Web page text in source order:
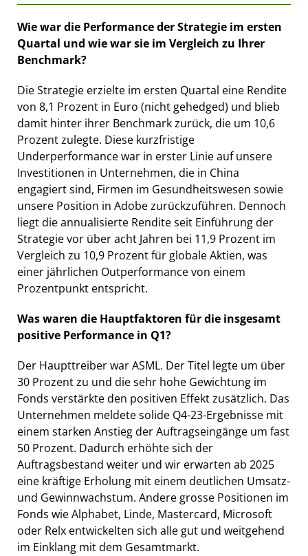
Wie war die Performance der Strategie im ersten
Quartal und wie war sie im Vergleich zu Ihrer
Benchmark?
Die Strategie erzielte im ersten Quartal eine Rendite
von 8,1 Prozent in Euro (nicht gehedged) und blieb
damit hinter ihrer Benchmark zurück, die um 10,6
Prozent zulegte. Diese kurzfristige
Underperformance war in erster Linie auf unsere
Investitionen in Unternehmen, die in China
engagiert sind, Firmen im Gesundheitswesen sowie
unsere Position in Adobe zurückzuführen. Dennoch
liegt die annualisierte Rendite seit Einführung der
Strategie vor über acht Jahren bei 11,9 Prozent im
Vergleich zu 10,9 Prozent für globale Aktien, was
einer jährlichen Outperformance von einem
Prozentpunkt entspricht.
Was waren die Hauptfaktoren für die insgesamt
positive Performance in Q1?
Der Haupttreiber war ASML. Der Titel legte um über
30 Prozent zu und die sehr hohe Gewichtung im
Fonds verstärkte den positiven Effekt zusätzlich. Das
Unternehmen meldete solide Q4-23-Ergebnisse mit
einem starken Anstieg der Auftragseingänge um fast
50 Prozent. Dadurch erhöhte sich der
Auftragsbestand weiter und wir erwarten ab 2025
eine kräftige Erholung mit einem deutlichen Umsatz-
und Gewinnwachstum. Andere grosse Positionen im
Fonds wie Alphabet, Linde, Mastercard, Microsoft
oder Relx entwickelten sich alle gut und weitgehend
im Einklang mit dem Gesamtmarkt.